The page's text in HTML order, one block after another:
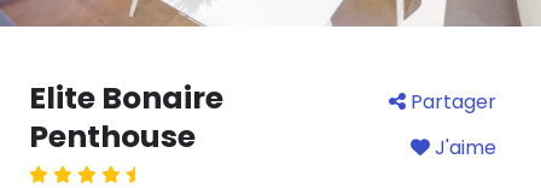
Elite Bonaire
Penthouse
Partager
J'aime